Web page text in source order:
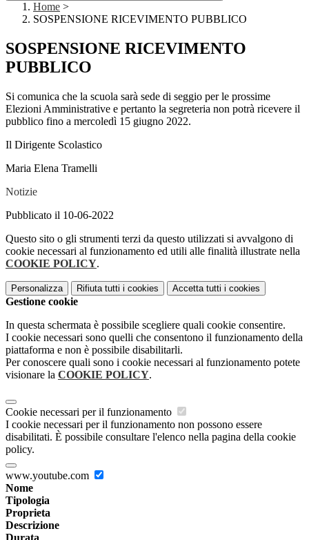
Home >
SOSPENSIONE RICEVIMENTO PUBBLICO
SOSPENSIONE RICEVIMENTO
PUBBLICO
Si comunica che la scuola sarà sede di seggio per le prossime
Elezioni Amministrative e pertanto la segreteria non potrà ricevere il
pubblico fino a mercoledì 15 giugno 2022.
Il Dirigente Scolastico
Maria Elena Tramelli
Notizie
Pubblicato il 10-06-2022
Questo sito o gli strumenti terzi da questo utilizzati si avvalgono di
cookie necessari al funzionamento ed utili alle finalità illustrate nella
COOKIE POLICY.
Personalizza Rifiuta tutti i cookies Accetta tutti i cookies
Gestione cookie
In questa schermata è possibile scegliere quali cookie consentire.
I cookie necessari sono quelli che consentono il funzionamento della
piattaforma e non è possibile disabilitarli.
Per conoscere quali sono i cookie necessari al funzionamento potete
visionare la COOKIE POLICY.
Cookie necessari per il funzionamento
I cookie necessari per il funzionamento non possono essere
disabilitati. È possibile consultare l'elenco nella pagina della cookie
policy.
www.youtube.com
Nome
Tipologia
Proprieta
Descrizione